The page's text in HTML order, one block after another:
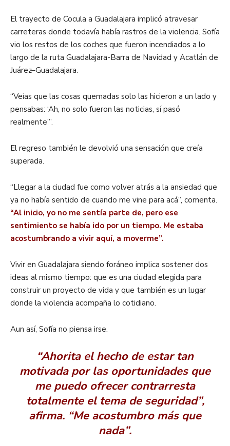
El trayecto de Cocula a Guadalajara implicó atravesar
carreteras donde todavía había rastros de la violencia. Sofía
vio los restos de los coches que fueron incendiados a lo
largo de la ruta Guadalajara-Barra de Navidad y Acatlán de
Juárez–Guadalajara.
“Veías que las cosas quemadas solo las hicieron a un lado y
pensabas: ‘Ah, no solo fueron las noticias, sí pasó
realmente’”.
El regreso también le devolvió una sensación que creía
superada.
“Llegar a la ciudad fue como volver atrás a la ansiedad que
ya no había sentido de cuando me vine para acá”, comenta.
“Al inicio, yo no me sentía parte de, pero ese
sentimiento se había ido por un tiempo. Me estaba
acostumbrando a vivir aquí, a moverme”.
Vivir en Guadalajara siendo foráneo implica sostener dos
ideas al mismo tiempo: que es una ciudad elegida para
construir un proyecto de vida y que también es un lugar
donde la violencia acompaña lo cotidiano.
Aun así, Sofía no piensa irse.
“Ahorita el hecho de estar tan
motivada por las oportunidades que
me puedo ofrecer contrarresta
totalmente el tema de seguridad”,
afirma. “Me acostumbro más que
nada”.